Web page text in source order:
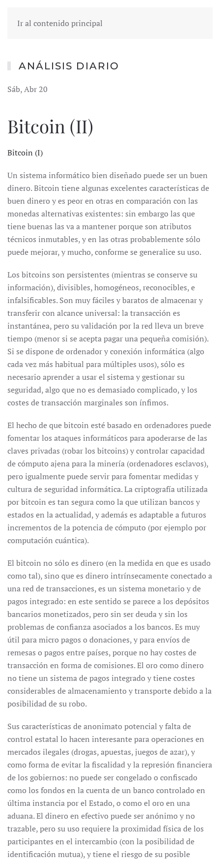
Ir al contenido principal
ANÁLISIS DIARIO
Sáb, Abr 20
Bitcoin (II)
Bitcoin (I)
Un sistema informático bien diseñado puede ser un buen
dinero. Bitcoin tiene algunas excelentes características de
buen dinero y es peor en otras en comparación con las
monedas alternativas existentes: sin embargo las que
tiene buenas las va a mantener porque son atributos
técnicos inmutables, y en las otras probablemente sólo
puede mejorar, y mucho, conforme se generalice su uso.
Los bitcoins son persistentes (mientras se conserve su
información), divisibles, homogéneos, reconocibles, e
infalsificables. Son muy fáciles y baratos de almacenar y
transferir con alcance universal: la transacción es
instantánea, pero su validación por la red lleva un breve
tiempo (menor si se acepta pagar una pequeña comisión).
Si se dispone de ordenador y conexión informática (algo
cada vez más habitual para múltiples usos), sólo es
necesario aprender a usar el sistema y gestionar su
seguridad, algo que no es demasiado complicado, y los
costes de transacción marginales son ínfimos.
El hecho de que bitcoin esté basado en ordenadores puede
fomentar los ataques informáticos para apoderarse de las
claves privadas (robar los bitcoins) y controlar capacidad
de cómputo ajena para la minería (ordenadores esclavos),
pero igualmente puede servir para fomentar medidas y
cultura de seguridad informática. La criptografía utilizada
por bitcoin es tan segura como la que utilizan bancos y
estados en la actualidad, y además es adaptable a futuros
incrementos de la potencia de cómputo (por ejemplo por
computación cuántica).
El bitcoin no sólo es dinero (en la medida en que es usado
como tal), sino que es dinero intrínsecamente conectado a
una red de transacciones, es un sistema monetario y de
pagos integrado: en este sentido se parece a los depósitos
bancarios monetizados, pero sin ser deuda y sin los
problemas de confianza asociados a los bancos. Es muy
útil para micro pagos o donaciones, y para envíos de
remesas o pagos entre países, porque no hay costes de
transacción en forma de comisiones. El oro como dinero
no tiene un sistema de pagos integrado y tiene costes
considerables de almacenamiento y transporte debido a la
posibilidad de su robo.
Sus características de anonimato potencial y falta de
control estatal lo hacen interesante para operaciones en
mercados ilegales (drogas, apuestas, juegos de azar), y
como forma de evitar la fiscalidad y la represión financiera
de los gobiernos: no puede ser congelado o confiscado
como los fondos en la cuenta de un banco controlado en
última instancia por el Estado, o como el oro en una
aduana. El dinero en efectivo puede ser anónimo y no
trazable, pero su uso requiere la proximidad física de los
participantes en el intercambio (con la posibilidad de
identificación mutua), y tiene el riesgo de su posible